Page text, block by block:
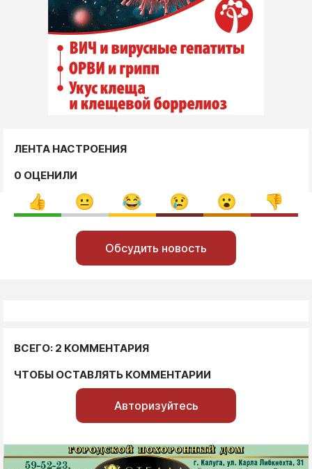
ЛЕНТА НАСТРОЕНИЯ
0 ОЦЕНИЛИ
Обсудить новость
ВСЕГО: 2 КОММЕНТАРИЯ
ЧТОБЫ ОСТАВЛЯТЬ КОММЕНТАРИИ
Авторизуйтесь